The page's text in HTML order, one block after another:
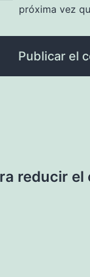
próxima vez
reducir el